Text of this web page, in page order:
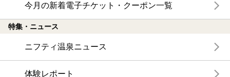
今月の新着電子チケット・クーポン一覧
特集・ニュース
ニフティ温泉ニュース
体験レポート